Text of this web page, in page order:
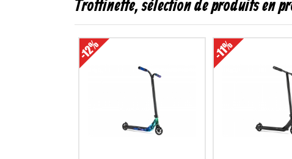
Trottinette, sélection de produits en